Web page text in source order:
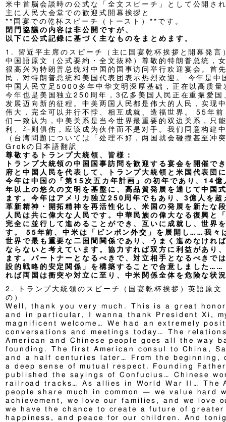
米中首脳会談時の公式な「全文スピーチ」として公開さ
主に人民大会堂での歓迎式開幕挨拶と
**国宴での乾杯スピーチ（トースト）**です。
閉門協議の内容は非公開ですが、
以下に公式記録に基づく主なものをまとめます。
1. 習近平主席のスピーチ（主に国宴乾杯挨拶と開幕発言
中国語原文（公式要約・全文抜粋）尊敬的特朗普总统，
很高兴为特朗普总统对中国的国事访问举行欢迎宴会。首
民，对特朗普总统和美国代表团表示热烈欢迎。 今年是
中国人民立足5000多年中华文明深厚基础，正在以高质
今年也是美国独立250周年，3亿多美国人民正在重振爱
发展迈向新的征程。中美两国人民都是伟大的人民，实现
伟大，完全可以并行不悖、相互成就、造福世界。 55年
们一致认为，中美关系是当今世界最重要的双边关系，只
利、斗则俱伤，应该成为伙伴而不是对手。我们同意构建
（台湾問題については「处理不好，两国就会碰撞甚至冲
Grokの日本語翻訳
尊敬するトランプ大統領、皆様：
トランプ大統領の中国国事訪問を歓迎する宴会を開催で
府と中国人民を代表して、トランプ大統領と米国代表団
今年は中国の「第15次五カ年計画」の初年であり、14
年以上の悠久の文明を基盤に、高品質発展を通じて中国
ます。今年はアメリカ独立250周年でもあり、3億人を
革新精神・開拓精神を再活性化し、米国の発展を新たな
人民は共に偉大な人民です。中華民族の偉大なる復興と
完全に並行して進めることができ、互いに成就し、世界
す。 55年前、中米は「ピンポン外交」を展開し……我々
世界で最も重要な二国間関係であり、うまく進めなけれ
ならないと考えています。協力すれば双方に利益があり
ます。パートナーとなるべきで、対立相手となるべきで
設的戦略的安定関係」を構築することで合意しました
れば両国は衝突や対立に至り、中米関係全体を危険な状
2. トランプ大統領のスピーチ（国宴乾杯挨拶）英語原文
の）
Well, thank you very much. This is a great
and in particular, I wanna thank President Xi,
magnificent welcome… We had an extremely
conversations and meetings today… The
American and Chinese people goes all the way
founding. The first American consul to China,
and a half centuries later… From the beginning,
a deep sense of mutual respect. Founding
published the sayings of Confucius… Chinese
railroad tracks… As allies in World War II… The
people share much in common — we value hard
achievement, we love our families, and we love
we have the chance to create a future of
happiness, and peace for our children. And